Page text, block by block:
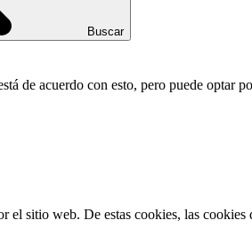
Buscar
de acuerdo con esto, pero puede optar
sitio web. De estas cookies, las cookies